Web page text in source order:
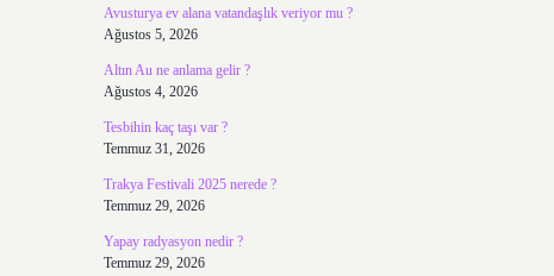
Avusturya ev alana vatandaşlık veriyor mu ?
Ağustos 5, 2026
Altın Au ne anlama gelir ?
Ağustos 4, 2026
Tesbihin kaç taşı var ?
Temmuz 31, 2026
Trakya Festivali 2025 nerede ?
Temmuz 29, 2026
Yapay radyasyon nedir ?
Temmuz 29, 2026